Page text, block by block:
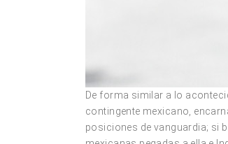
De forma similar a lo
contingente mexicano,
posiciones de vanguardia; si